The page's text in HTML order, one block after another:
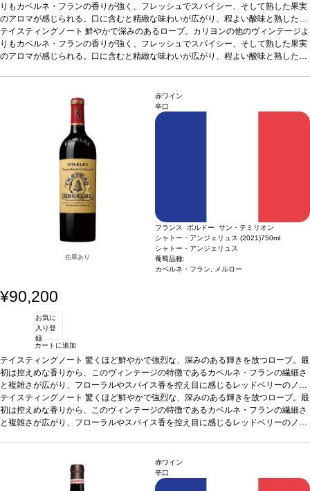
りもカベルネ・フランの香りが強く、フレッシュでスパイシー、そして熟した果実
のアロマが感じられる。口に含むと精緻な味わいが広がり、程よい酸味と熟した濃
厚なタンニンが特徴。 葡萄品種80% メルロー、20% カベルネ・フラン
テイスティングノート 鮮やかで深みのあるローブ。カリヨンの他のヴィンテージよ
りもカベルネ・フランの香りが強く、フレッシュでスパイシー、そして熟した果実
のアロマが感じられる。口に含むと精緻な味わいが広がり、程よい酸味と熟した濃
在庫あり
赤ワイン
辛口
フランス ボルドー サン・テミリオン
シャトー・アンジェリュス (2021)750ml
シャトー・アンジェリュス
葡萄品種:
カベルネ・フラン, メルロー
¥90,200
お気に
入り登
録
カートに追加
テイスティングノート 驚くほど鮮やかで強烈な、深みのある輝きを放つローブ。最
初は控えめな香りから、このヴィンテージの特徴であるカベルネ・フランの繊細さ
と複雑さが広がり、フローラルやスパイス香を控え目に感じるレッドベリーのノー
トへと広がる。しっかり溶け込んだウッディーな香りは味に寄り添い、香りを際立
たせ、メルローの美味しさを完成させる。フレッシュな味わいは、正確で長い余韻
が特徴。軽快かつ緻密でスパイシーな味わいの本ヴィンテージは、アンジェリュス
つバランスのとれた2021は、非常にクオリティが高く、素晴らしい熟成のポテンシ
葡萄品種 60% カベルネ・フラン、40% メルロー
テイスティングノート 驚くほど鮮やかで強烈な、深みのある輝きを放つローブ。最
初は控えめな香りから、このヴィンテージの特徴であるカベルネ・フランの繊細さ
と複雑さが広がり、フローラルやスパイス香を控え目に感じるレッドベリーのノー
が特徴。軽快かつ緻密でスパイシーな味わいの本ヴィンテージは、アンジェリュス
の偉大なカベルネ・フランのあらゆるポテンシャルを前面に押し出した逸品。アン
ジェリュス史上初の、カベルネ・フランを60％ブレンドした歴史的ワイン。複雑か
赤ワイン
辛口